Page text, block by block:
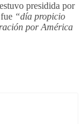
presidida por
“día propicio
por América